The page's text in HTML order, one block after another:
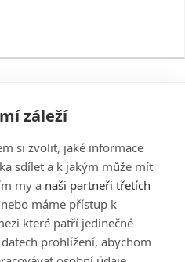
PŘIHLÁSIT
REGISTROVAT
záleží
si zvolit, jaké informace
sdílet a k jakým může mít
my a naši partneři třetích
máme přístup k
které patří jedinečné
prohlížení, abychom